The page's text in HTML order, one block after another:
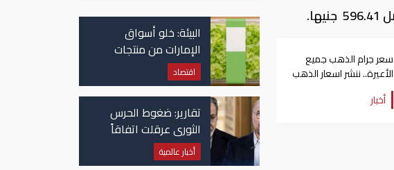
سعر جرام الذهب جميع
الأعيرة.. ننشر اسعار الذهب
اليوم في محلات الصاغة
بعد تراجعها
أخبار
البيئة: خلو أسواق
الإمارات من منتجات
الخس المرتبطة بتفشي
داء السيكلوسبورا
اقتصاد
تقارير: ضغوط الحرس
الثوري عرقلت اتفاقاً
وشيكاً حول هرمز
أخبار عالمية